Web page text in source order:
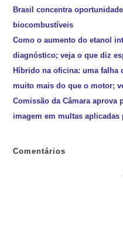
Brasil concentra
biocombustíveis
Como o aumento do etanol
diagnóstico; veja o que diz
Híbrido na oficina: uma falha
muito mais do que o motor;
Comissão da Câmara aprova
imagem em multas
Comentários